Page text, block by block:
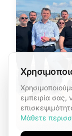
εμπειρία σας,
Μάθετε